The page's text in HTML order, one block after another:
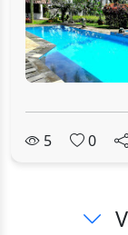
5 0